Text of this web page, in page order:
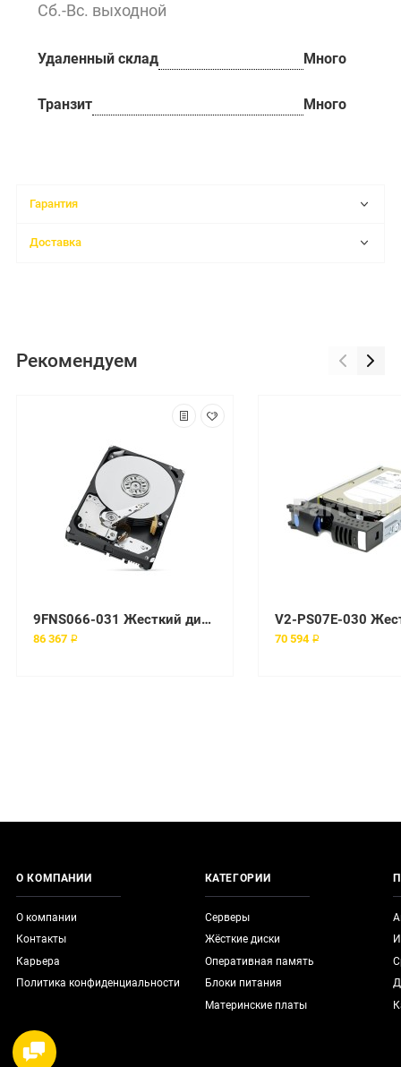
Сб.-Вс. выходной
Удаленный склад Много
Транзит Много
Гарантия
Доставка
Рекомендуем
9FNS066-031 Жесткий диск EMC SAS
86 367 ₽ 70 594 ₽
О КОМПАНИИ
О компании
Контакты
Карьера
Политика конфиденциальности
КАТЕГОРИИ
Серверы
Жёсткие диски
Оперативная память
Блоки питания
Материнские платы